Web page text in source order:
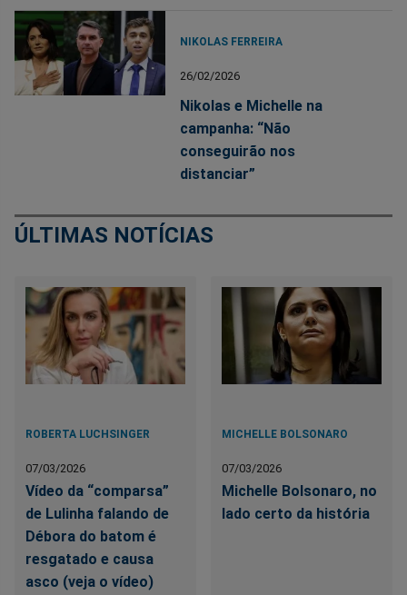
NIKOLAS FERREIRA
26/02/2026
Nikolas e Michelle na
campanha: “Não
conseguirão nos
distanciar”
ÚLTIMAS NOTÍCIAS
ROBERTA LUCHSINGER
07/03/2026
Vídeo da “comparsa”
de Lulinha falando de
Débora do batom é
resgatado e causa
asco (veja o vídeo)
MICHELLE BOLSONARO
07/03/2026
Michelle Bolsonaro, no
lado certo da história